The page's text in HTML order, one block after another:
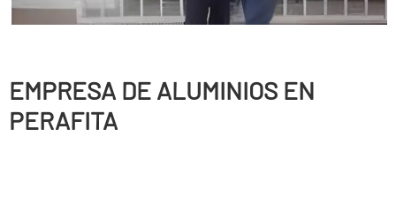
EMPRESA DE ALUMINIOS EN
PERAFITA